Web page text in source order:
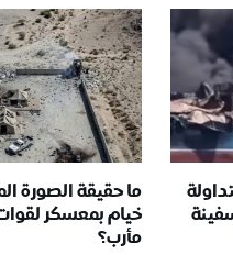
ما حقيقة الصورة
خيام بمعسكر
مأرب؟